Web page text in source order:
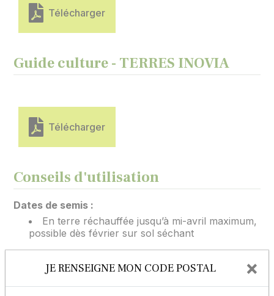
Télécharger
Guide culture - TERRES INOVIA
Télécharger
Conseils d'utilisation
Dates de semis :
En terre réchauffée jusqu’à mi-avril maximum,
possible dès février sur sol séchant
Dose de semis :
± 150 kg / ha
JE RENSEIGNE MON CODE POSTAL ×